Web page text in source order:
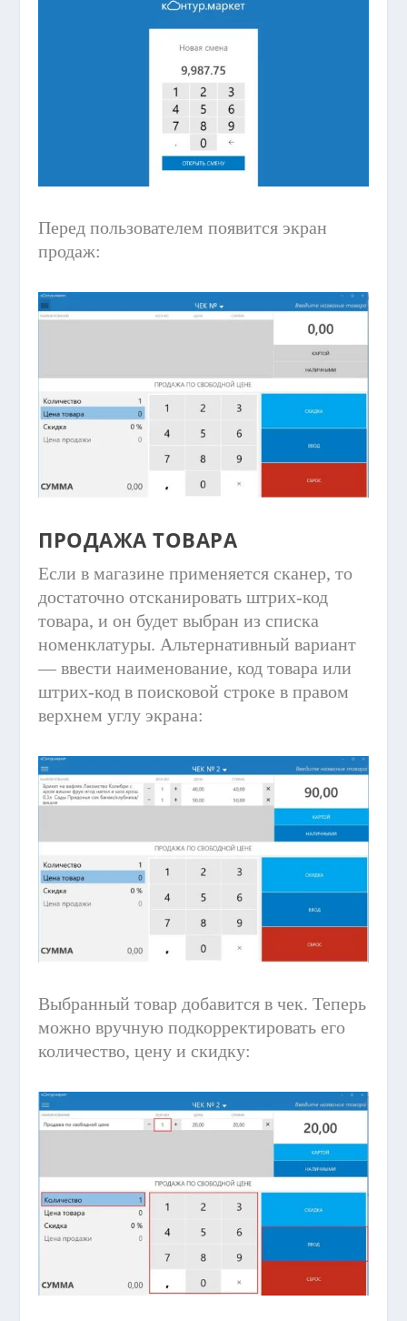
Перед пользователем появится экран
продаж:
ПРОДАЖА ТОВАРА
Если в магазине применяется сканер, то
достаточно отсканировать штрих-код
товара, и он будет выбран из списка
номенклатуры. Альтернативный вариант
— ввести наименование, код товара или
штрих-код в поисковой строке в правом
верхнем углу экрана:
Выбранный товар добавится в чек. Теперь
можно вручную подкорректировать его
количество, цену и скидку: